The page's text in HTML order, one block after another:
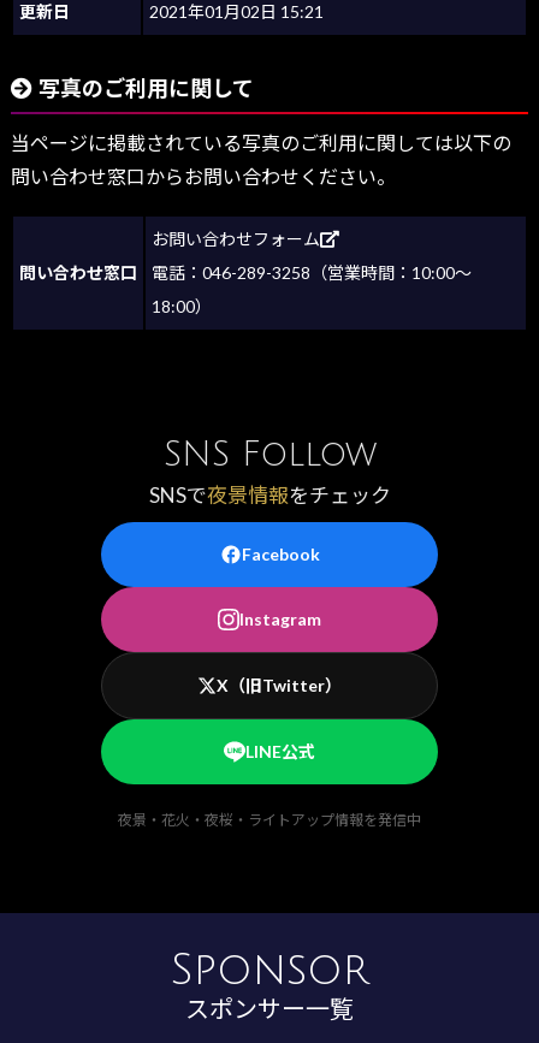
更新日 2021年01月02日 15:21
写真のご利用に関して
当ページに掲載されている写真のご利用に関しては以下の
問い合わせ窓口からお問い合わせください。
問い合わせ窓口
お問い合わせフォーム
電話：046-289-3258（営業時間：10:00～
18:00）
SNS Follow
SNSで夜景情報をチェック
Facebook
Instagram
X（旧Twitter）
LINE公式
夜景・花火・夜桜・ライトアップ情報を発信中
Sponsor
スポンサー一覧